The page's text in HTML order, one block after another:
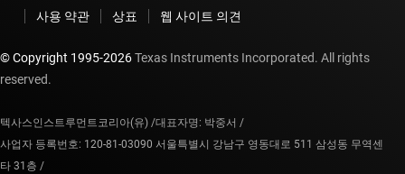
사용 약관
상표 웹 사이트 의견
© Copyright 1995-2026Texas Instruments Incorporated. All rights
reserved.
텍사스인스트루먼트코리아(유) /대표자명: 박중서 /
사업자 등록번호: 120-81-03090 서울특별시 강남구 영동대로 511 삼성동 무역센
타 31층 /